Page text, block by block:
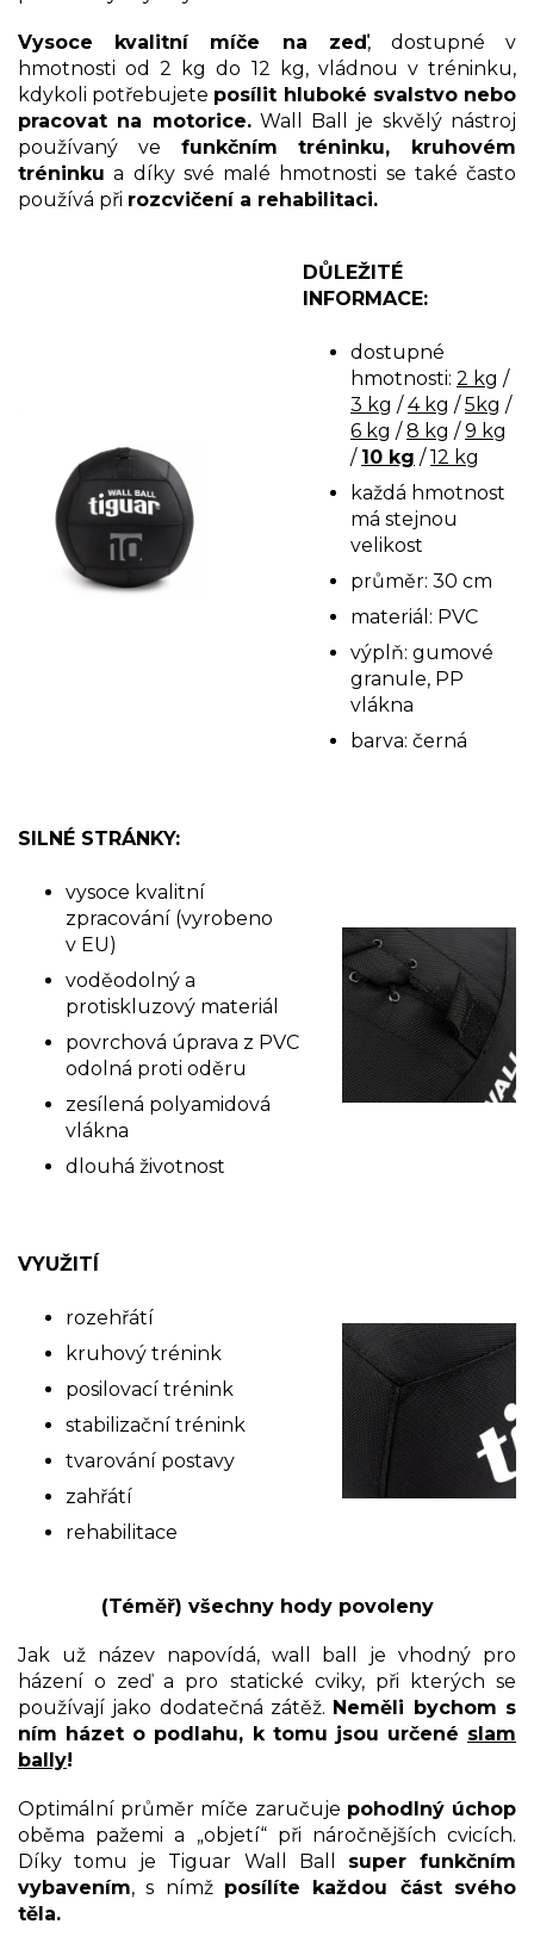
Vysoce kvalitní míče na zeď, dostupné v
hmotnosti od 2 kg do 12 kg, vládnou v tréninku,
kdykoli potřebujete posílit hluboké svalstvo nebo
pracovat na motorice.Wall Ball je skvělý nástroj
používaný ve funkčním tréninku, kruhovém
tréninku a díky své malé hmotnosti se také často
používá při rozcvičení a rehabilitaci.
DŮLEŽITÉ
INFORMACE:
dostupné
hmotnosti: 2 kg /
3 kg /4 kg /5kg /
6 kg /8 kg /9 kg
/ 10 kg /12 kg
každá hmotnost
má stejnou
velikost
průměr: 30 cm
materiál: PVC
výplň: gumové
granule, PP
vlákna
barva: černá
SILNÉ STRÁNKY:
vysoce kvalitní
zpracování (vyrobeno
v EU)
voděodolný a
protiskluzový materiál
povrchová úprava z PVC
odolná proti oděru
zesílená polyamidová
vlákna
dlouhá životnost
VYUŽITÍ
rozehřátí
kruhový trénink
posilovací trénink
stabilizační trénink
tvarování postavy
zahřátí
rehabilitace
(Téměř) všechny hody povoleny
Jak už název napovídá, wall ball je vhodný pro
házení o zeď a pro statické cviky, při kterých se
používají jako dodatečná zátěž. Neměli bychom s
ním házet o podlahu, k tomu jsou určené slam
bally!
Optimální průměr míče zaručuje pohodlný úchop
oběma pažemi a „objetí“ při náročnějších cvicích.
Díky tomu je Tiguar Wall Ball super funkčním
vybavením, s nímž posílíte každou část svého
těla.